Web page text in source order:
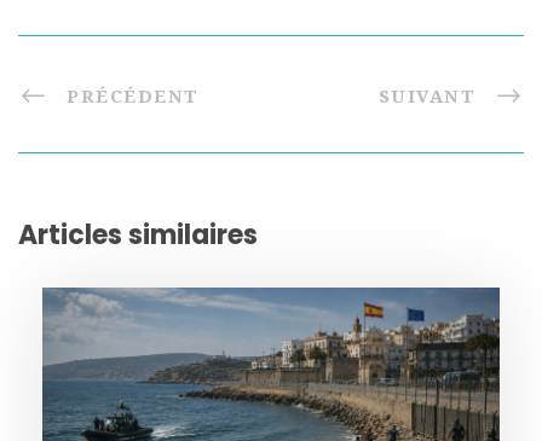
PRÉCÉDENT SUIVANT
Articles similaires